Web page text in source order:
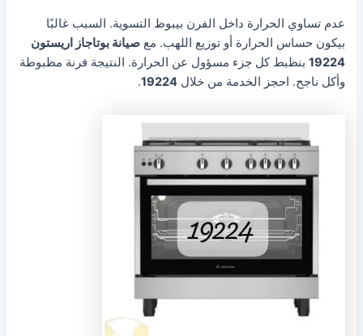
عدم تساوي الحرارة داخل الفرن بيبوظ التسوية. السبب غالبًا
بيكون حساس الحرارة أو توزيع اللهب. معصيانة بوتاجاز اريستون
19224 بنظبط كل جزء مسؤول عن الحرارة. النتيجة فرنة مظبوطة
وأكل ناجح. احجز الخدمة من خلال19224
.